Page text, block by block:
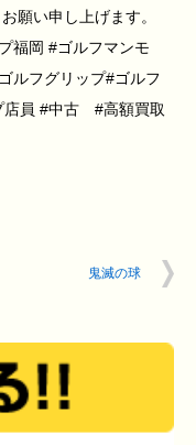
願い申し上げます。
岡 #ゴルフマンモ
フグリップ#ゴルフ
店員 #中古 #高額買取
鬼滅の球